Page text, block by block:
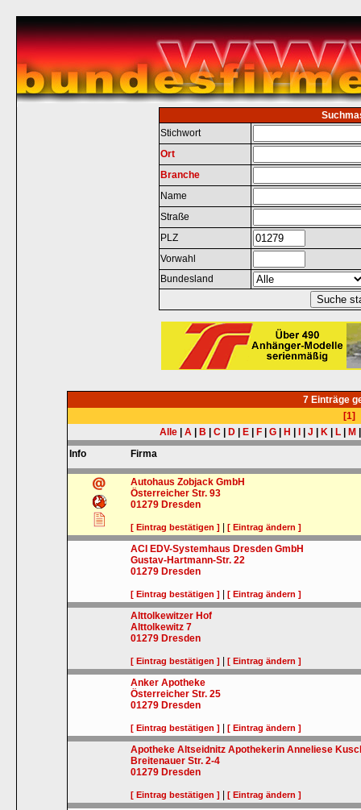
Stichwort
Ort
Branche
Name
Straße
PLZ
Vorwahl
Bundesland
7 Einträge
[1]
Alle
A B C D E F G H J K L M
Info
Firma
Autohaus Zobjack GmbH
Österreicher Str. 93
01279 Dresden
[ Eintrag bestätigen ] |[ Eintrag ändern ]
ACI EDV-Systemhaus Dresden GmbH
Gustav-Hartmann-Str. 22
01279 Dresden
[ Eintrag bestätigen ] |[ Eintrag ändern ]
Alttolkewitzer Hof
Alttolkewitz 7
01279 Dresden
[ Eintrag bestätigen ] |[ Eintrag ändern ]
Anker Apotheke
Österreicher Str. 25
01279 Dresden
[ Eintrag bestätigen ] |[ Eintrag ändern ]
Apotheke Altseidnitz Apothekerin Anneliese
Breitenauer Str. 2-4
01279 Dresden
[ Eintrag bestätigen ] |[ Eintrag ändern ]